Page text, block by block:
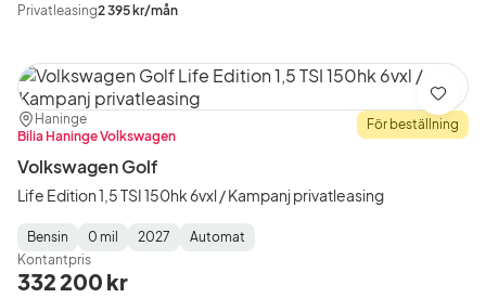
Privatleasing2 395 kr/mån
Plats:
Haninge
Återförsäljare:
Bilia Haninge Volkswagen
För beställning
Volkswagen Golf
Life Edition 1,5 TSI 150hk 6vxl / Kampanj privatleasing
Fuel
Type:
Bensin
Mätarställning
0 mil
Model
Year:
2027
Gearbox
Type:
Automat
Kontantpris
332 200 kr
Spara